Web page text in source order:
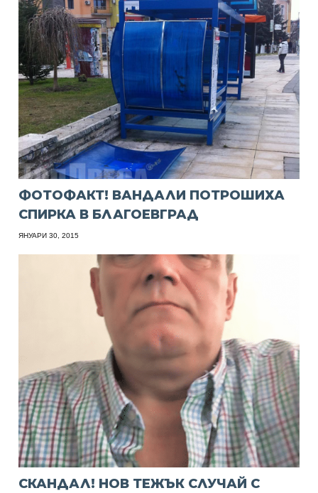
ФОТОФАКТ! ВАНДАЛИ ПОТРОШИХА
СПИРКА В БЛАГОЕВГРАД
ЯНУАРИ 30, 2015
СКАНДАЛ! НОВ ТЕЖЪК СЛУЧАЙ С